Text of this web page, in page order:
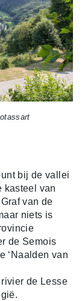
bij de vallei
kasteel van
van de
niets is
de Semois
‘Naalden van
de Lesse